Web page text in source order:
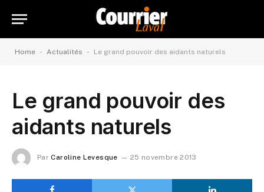
Home - Actualités - Le grand pouvoir des aidants naturels
Le grand pouvoir des
aidants naturels
Par Caroline Levesque 25 novembre 2013